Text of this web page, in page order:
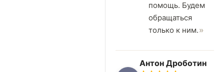
помощь. Будем
обращаться
только к ним.
Антон Дроботин